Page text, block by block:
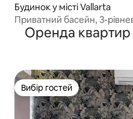
Будинок у місті Vallarta
Приватний басейн, 3-
на океан океан!
Оренда квартир
Вибір гостей
Вибір гостей